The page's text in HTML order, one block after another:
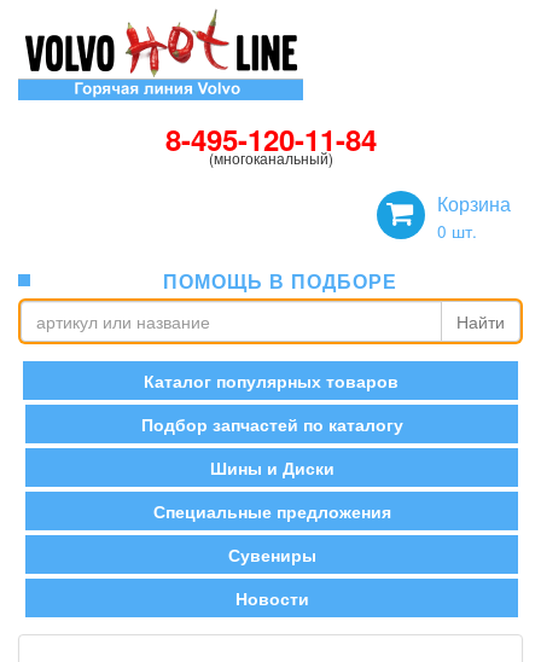
8-495-120-11-84
(многоканальный)
Корзина
0 шт.
ПОМОЩЬ В ПОДБОРЕ
Найти
Каталог популярных товаров
Подбор запчастей по каталогу
Шины и Диски
Специальные предложения
Сувениры
Новости